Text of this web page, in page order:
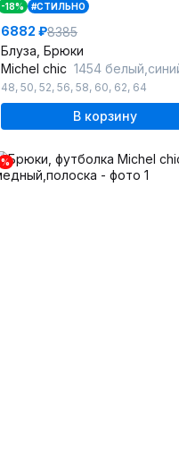
-18% #СТИЛЬНО
6882 ₽8385
Блуза, Брюки
Michel chic 1454
48, 50, 52, 56, 58, 60, 62, 64
В корзину
%